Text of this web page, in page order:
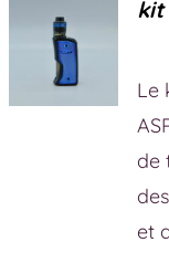
kit
Le
de
et